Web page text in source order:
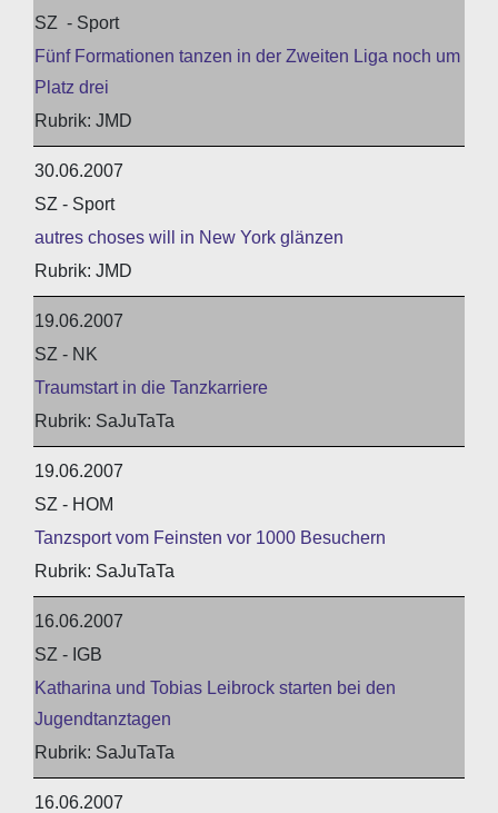
SZ - Sport
Fünf Formationen tanzen in der Zweiten Liga noch um
Platz drei
JMD
30.06.2007
SZ - Sport
autres choses will in New York glänzen
JMD
19.06.2007
SZ - NK
Traumstart in die Tanzkarriere
SaJuTaTa
19.06.2007
SZ - HOM
Tanzsport vom Feinsten vor 1000 Besuchern
SaJuTaTa
16.06.2007
SZ - IGB
Katharina und Tobias Leibrock starten bei den
Jugendtanztagen
SaJuTaTa
16.06.2007